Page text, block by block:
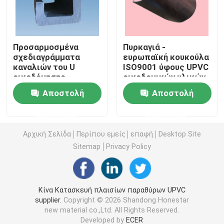
Σχεδιαγράμματα εξώθησης UPVC
upvc casement παράθυρο
upvc γλιστρώντας παράθυρο
Συρόμενη πόρτα UPVC
Θερμικό παράθυρο αργιλίου σπασιμάτων
Θερμικές πόρτες αλουμινίου σπασιμάτων
Προσαρμοσμένα
σχεδιαγράμματα
καναλιών του U
οικοδόμησης
οικοδομικών υλικών
UPVC UPVCΑποστολή
Πυρκαγιά -
ευρωπαϊκή κουκούλα
ISO9001 ύφους UPVC
οικοδομικών υλικών
καθυστερούντω
UPVC εγκεκριμένη
Αποστολή
Αρχική Σελίδα Περίπου εμείς επαφή
Desktop Site
Sitemap
Privacy Policy
Κίνα Κατασκευή πλαισίων παραθύρων UPVC
supplier. Copyright © 2026 Shandong Honestar
new material co.,Ltd. All Rights Reserved.
Developed by ECER